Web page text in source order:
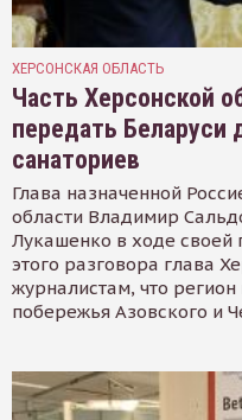
ХЕРСОНСКАЯ ОБЛАСТЬ
Часть Херсонской
передать Беларуси
санаториев
Глава назначенной
области Владимир
Лукашенко в ходе своей
этого разговора глава
журналистам, что
побережья Азовского и